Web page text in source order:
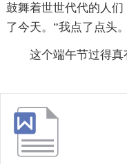
鼓舞着世世代代的人
了今天。”我点了点头。
这个端午节过得真